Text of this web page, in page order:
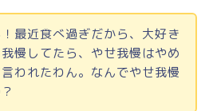
最近食べ過ぎだから、大好き
慢してたら、やせ我慢はやめ
われたわん。なんでやせ我慢